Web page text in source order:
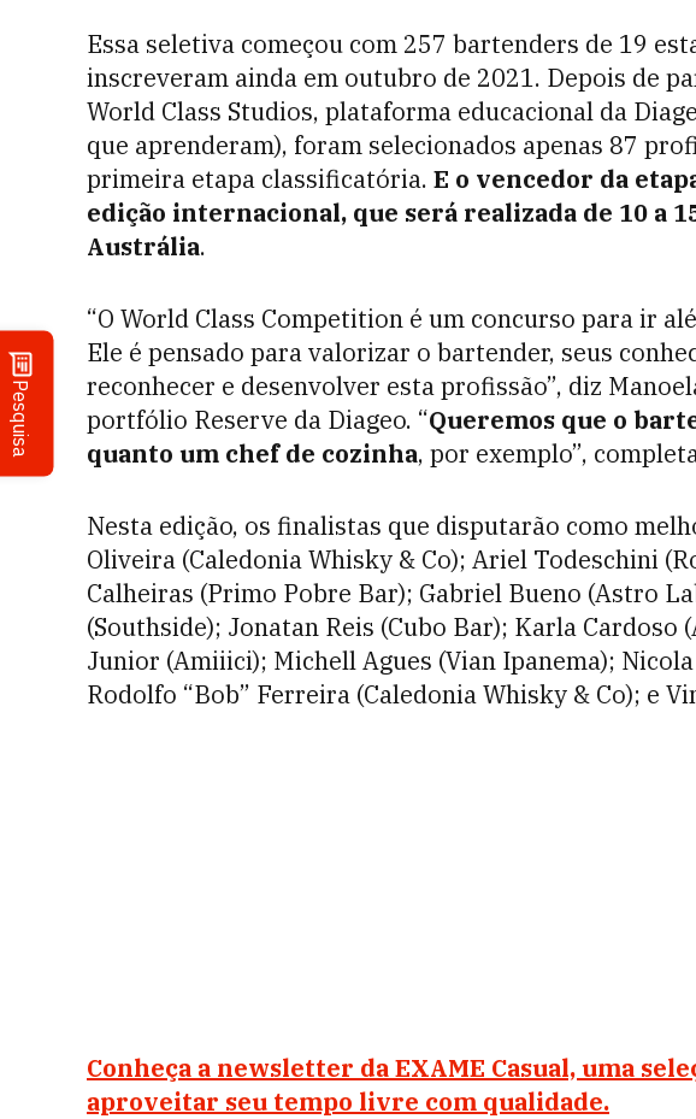
Pesquisa
Essa seletiva começou com 257 bartenders de 19
inscreveram ainda em outubro de 2021. Depois de
World Class Studios, plataforma educacional da
que aprenderam), foram selecionados apenas 87
primeira etapa classificatória. E o vencedor da
edição internacional, que será realizada de 10 a
Austrália.
“O World Class Competition é um concurso para ir
Ele é pensado para valorizar o bartender, seus
reconhecer e desenvolver esta profissão”, diz
portfólio Reserve da Diageo. “Queremos que o
quanto um chef de cozinha, por exemplo”,
Nesta edição, os finalistas que disputarão como
Oliveira (Caledonia Whisky & Co); Ariel Todeschini
Calheiras (Primo Pobre Bar); Gabriel Bueno (Astro
(Southside); Jonatan Reis (Cubo Bar); Karla
Junior (Amiiici); Michell Agues (Vian Ipanema);
Rodolfo “Bob” Ferreira (Caledonia Whisky & Co); e
Conheça a newsletter da EXAME Casual, uma
aproveitar seu tempo livre com qualidade.